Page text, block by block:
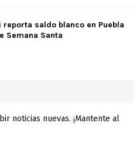
reporta saldo blanco en Puebla
Semana Santa
noticias nuevas. ¡Mantente al